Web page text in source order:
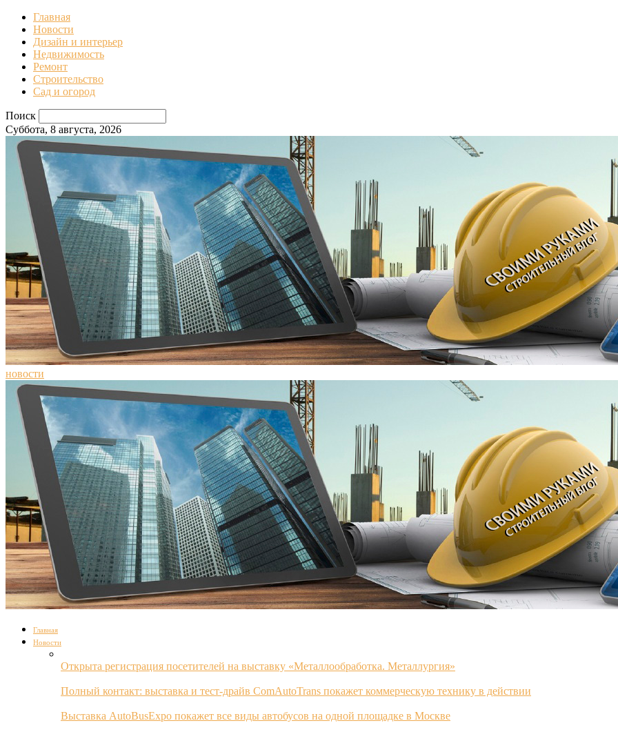
Главная
Новости
Дизайн и интерьер
Недвижимость
Ремонт
Строительство
Сад и огород
Поиск
Суббота, 8 августа, 2026
новости
Главная
Новости
Открыта регистрация посетителей на выставку «Металлообработка. Металлургия»
Полный контакт: выставка и тест-драйв ComAutoTrans покажет коммерческую технику в действии
Выставка AutoBusExpo покажет все виды автобусов на одной площадке в Москве